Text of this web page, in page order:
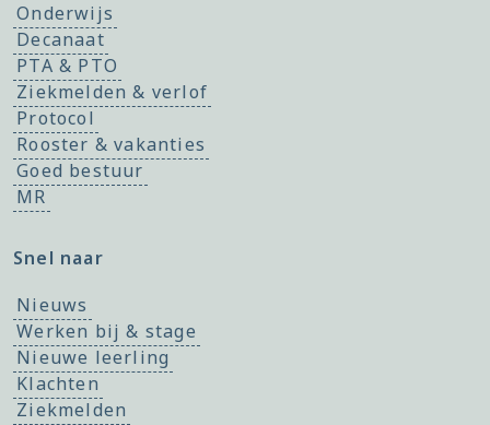
Onderwijs
Decanaat
PTA & PTO
Ziekmelden & verlof
Protocol
Rooster & vakanties
Goed bestuur
MR
Snel naar
Nieuws
Werken bij & stage
Nieuwe leerling
Klachten
Ziekmelden